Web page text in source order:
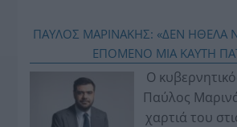
ΠΑΥΛΟΣ ΜΑΡΙΝΑΚΗΣ: «ΔΕΝ ΗΘΕΛΑ
ΕΠΟΜΕΝΟ ΜΙΑ ΚΑΥΤΗ
Ο
Παύλος
χαρτιά του